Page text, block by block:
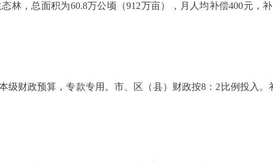
，总面积为60.8万公顷（912万亩），月人均补偿400元，
财政预算，专款专用。市、区（县）财政按8：2比例投入。